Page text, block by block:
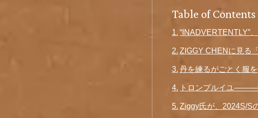
Table of Contents
“INADVERTENTLY”
ZIGGY CHENに見る
丹を練るがごとく服
トロンプルイユ———
Ziggy氏が、2024S/S